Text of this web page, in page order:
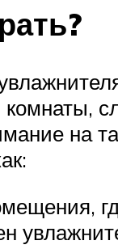
комнаты,
на